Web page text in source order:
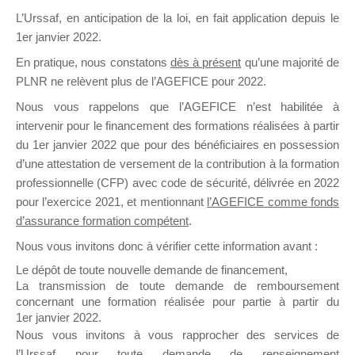
Pendant la formation
L’organisme de formation établit et doit faire
remplir au bénéficiaire différentsjustificatifs
de suivi :
E Au cours de la formation
Feuille(s) d’émargement(pour les
formations en présentiel)
Relevé(s) de connexion ou
relevé(s) de fréquentation
(pour les
formations à distance)
L’Urssaf, en anticipation de la loi, en fait application depuis le
1er janvier 2022.
En pratique, nous constatons dès à présent qu’une majorité de
PLNR ne relèvent plus de l’AGEFICE pour 2022.
Nous vous rappelons que l’AGEFICE n’est habilitée à
intervenir pour le financement des formations réalisées à partir
du 1er janvier 2022 que pour des bénéficiaires en possession
d’une attestation de versement de la contribution à la formation
professionnelle (CFP) avec code de sécurité, délivrée en 2022
pour l’exercice 2021, et mentionnant l’AGEFICE comme fonds
d’assurance formation compétent.
Nous vous invitons donc à vérifier cette information avant :
Le dépôt de toute nouvelle demande de financement,
La transmission de toute demande de remboursement
concernant une formation réalisée pour partie à partir du
1er janvier 2022.
Nous vous invitons à vous rapprocher des services de